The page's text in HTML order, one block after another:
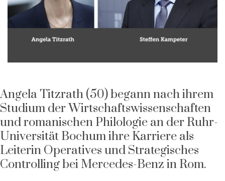
Angela Titzrath (50) begann nach ihrem
Studium der Wirtschaftswissenschaften
und romanischen Philologie an der Ruhr-
Universität Bochum ihre Karriere als
Leiterin Operatives und Strategisches
Controlling bei Mercedes-Benz in Rom.